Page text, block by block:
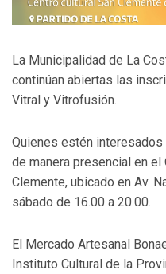
La Municipalidad de La
continúan abiertas las
Vitral y Vitrofusión.
Quienes estén
de manera presencial en el
Clemente, ubicado en Av.
sábado de 16.00 a 20.00.
El Mercado Artesanal
Instituto Cultural de la